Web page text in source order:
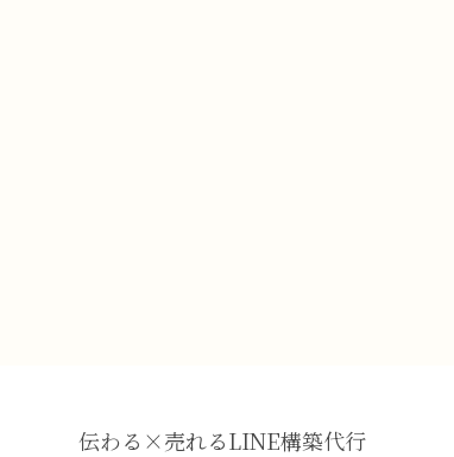
伝わる×売れるLINE構築代行